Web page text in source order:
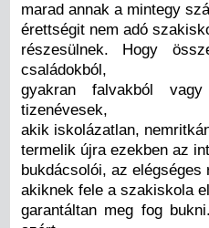
marad annak a mintegy
érettségit nem adó
részesülnek. Hogy
családokból,
gyakran falvakból
tizenévesek,
akik iskolázatlan,
termelik újra ezekben az
bukdácsolói, az
akiknek fele a szakiskola
garantáltan meg fog